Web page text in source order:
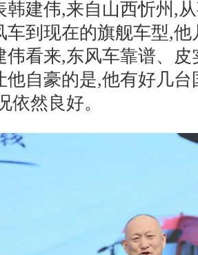
韩建伟,来自山西忻州,
车到现在的旗舰车型,
伟看来,东风车靠谱、
他自豪的是,他有好几
依然良好。